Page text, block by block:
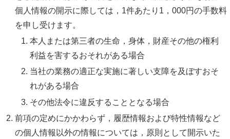
個人情報の開示に際しては，1件あたり1，000円の手数料
を申し受けます。
本人または第三者の生命，身体，財産その他の権利
利益を害するおそれがある場合
当社の業務の適正な実施に著しい支障を及ぼすおそ
れがある場合
その他法令に違反することとなる場合
前項の定めにかかわらず，履歴情報および特性情報など
の個人情報以外の情報については，原則として開示いた